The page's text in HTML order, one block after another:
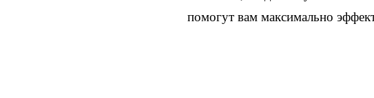
помогут вам максимально